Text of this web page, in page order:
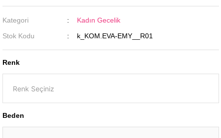
Kategori
Kadın Gecelik
Stok Kodu
k_KOM.EVA-EMY__R01
Renk
Beden